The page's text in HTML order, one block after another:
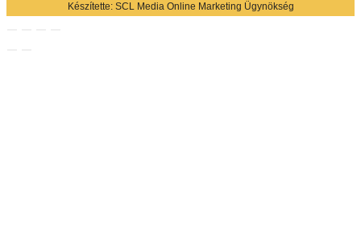
Készítette: SCL Media Online Marketing Ügynökség